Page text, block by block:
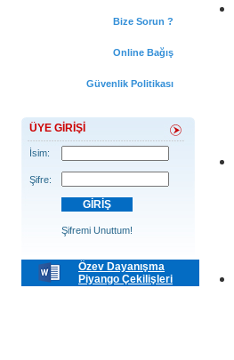
Bize Sorun ?
Online Bağış
Güvenlik Politikası
ÜYE GİRİŞİ
İsim:
Şifre:
Şifremi Unuttum!
Özev Dayanışma
Piyango Çekilişleri